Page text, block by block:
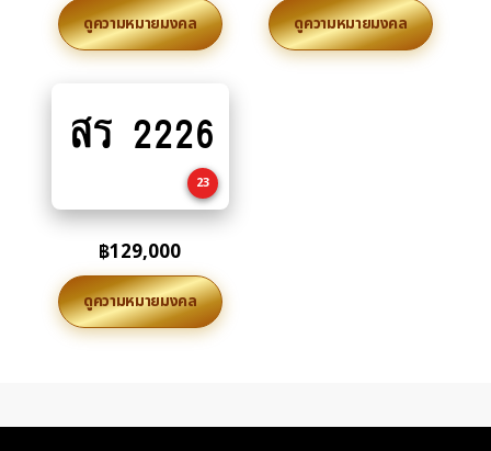
ดูความหมายมงคล ดูความหมายมงคล
to
สร 2226
23
฿129,000
ดูความหมายมงคล